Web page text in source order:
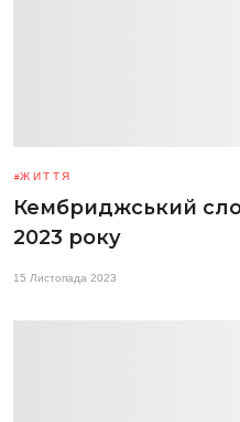
ЖИТТЯ
Кембриджський
2023 року
15 Листопада 2023